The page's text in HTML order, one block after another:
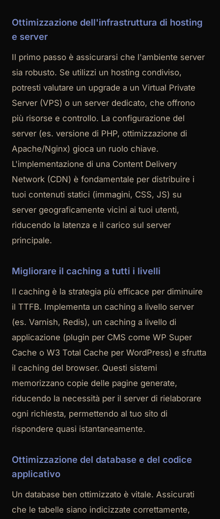
Ottimizzazione dell'infrastruttura di hosting
e server
Il primo passo è assicurarsi che l'ambiente server
sia robusto. Se utilizzi un hosting condiviso,
potresti valutare un upgrade a un Virtual Private
Server (VPS) o un server dedicato, che offrono
più risorse e controllo. La configurazione del
server (es. versione di PHP, ottimizzazione di
Apache/Nginx) gioca un ruolo chiave.
L'implementazione di una Content Delivery
Network (CDN) è fondamentale per distribuire i
tuoi contenuti statici (immagini, CSS, JS) su
server geograficamente vicini ai tuoi utenti,
riducendo la latenza e il carico sul server
principale.
Migliorare il caching a tutti i livelli
Il caching è la strategia più efficace per diminuire
il TTFB. Implementa un caching a livello server
(es. Varnish, Redis), un caching a livello di
applicazione (plugin per CMS come WP Super
Cache o W3 Total Cache per WordPress) e sfrutta
il caching del browser. Questi sistemi
memorizzano copie delle pagine generate,
riducendo la necessità per il server di rielaborare
ogni richiesta, permettendo al tuo sito di
rispondere quasi istantaneamente.
Ottimizzazione del database e del codice
applicativo
Un database ben ottimizzato è vitale. Assicurati
che le tabelle siano indicizzate correttamente,